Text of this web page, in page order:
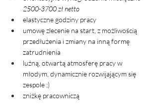
2500-3700 zł netto
elastyczne godziny pracy
umowę zlecenie na start, z możliwością
przedłużenia i zmiany na inną formę
zatrudnienia
luźną, otwartą atmosferę pracy w
młodym, dynamicznie rozwijającym się
zespole ;)
zniżkę pracowniczą